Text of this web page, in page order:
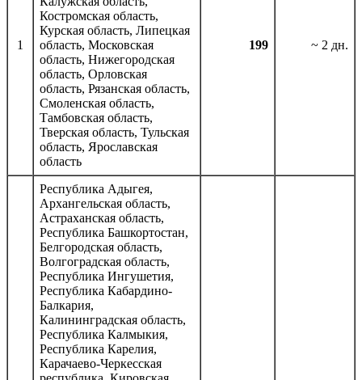
1
Костромская область,
Курская область, Липецкая
область, Московская
область, Нижегородская
область, Орловская
область, Рязанская область,
Смоленская область,
Тамбовская область,
Тверская область, Тульская
область, Ярославская
область
199 ~ 2 дн.
Республика Адыгея,
Архангельская область,
Астраханская область,
Республика Башкортостан,
Белгородская область,
Волгоградская область,
Республика Ингушетия,
Республика Кабардино-
Балкария,
Калининградская область,
Республика Калмыкия,
Республика Карелия,
Карачаево-Черкесская